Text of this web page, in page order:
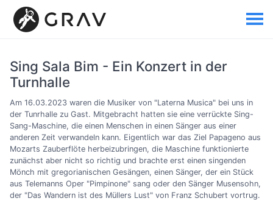
Sing Sala Bim - Ein Konzert in der
Turnhalle
Am 16.03.2023 waren die Musiker von "Laterna Musica" bei uns in
der Tunrhalle zu Gast. Mitgebracht hatten sie eine verrückte Sing-
Sang-Maschine, die einen Menschen in einen Sänger aus einer
anderen Zeit verwandeln kann. Eigentlich war das Ziel Papageno aus
Mozarts Zauberflöte herbeizubringen, die Maschine funktionierte
zunächst aber nicht so richtig und brachte erst einen singenden
Mönch mit gregorianischen Gesängen, einen Sänger, der ein Stück
aus Telemanns Oper "Pimpinone" sang oder den Sänger Musensohn,
der "Das Wandern ist des Müllers Lust" von Franz Schubert vortrug.